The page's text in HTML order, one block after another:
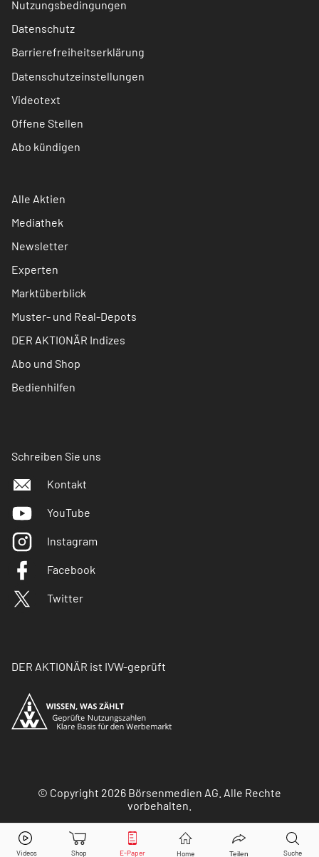
Nutzungsbedingungen
Datenschutz
Barrierefreiheitserklärung
Datenschutzeinstellungen
Videotext
Offene Stellen
Abo kündigen
Alle Aktien
Mediathek
Newsletter
Experten
Marktüberblick
Muster- und Real-Depots
DER AKTIONÄR Indizes
Abo und Shop
Bedienhilfen
Schreiben Sie uns
Kontakt
YouTube
Instagram
Facebook
Twitter
DER AKTIONÄR ist IVW-geprüft
© Copyright 2026 Börsenmedien AG. Alle Rechte
vorbehalten.